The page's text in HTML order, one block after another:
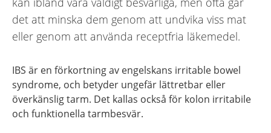
det att minska dem genom att undvika viss mat
eller genom att använda receptfria läkemedel.
IBS är en förkortning av engelskans irritable bowel
syndrome, och betyder ungefär lättretbar eller
överkänslig tarm. Det kallas också för kolon irritabile
och funktionella tarmbesvär.